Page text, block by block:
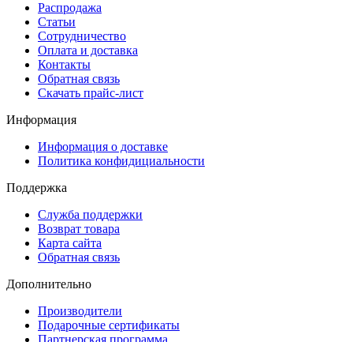
Распродажа
Статьи
Сотрудничество
Оплата и доставка
Контакты
Обратная связь
Скачать прайс-лист
Информация
Информация о доставке
Политика конфидициальности
Поддержка
Служба поддержки
Возврат товара
Карта сайта
Обратная связь
Дополнительно
Производители
Подарочные сертификаты